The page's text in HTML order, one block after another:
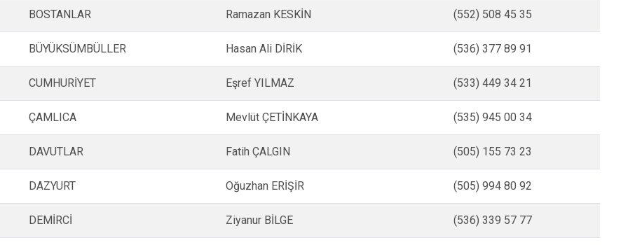
BOSTANLAR Ramazan KESKİN (552) 508 45 35
BÜYÜKSÜMBÜLLER Hasan Ali DİRİK (536) 377 89 91
CUMHURİYET Eşref YILMAZ (533) 449 34 21
ÇAMLICA Mevlüt ÇETİNKAYA (535) 945 00 34
DAVUTLAR Fatih ÇALGIN (505) 155 73 23
DAZYURT Oğuzhan ERİŞİR (505) 994 80 92
DEMİRCİ Ziyanur BİLGE (536) 339 57 77